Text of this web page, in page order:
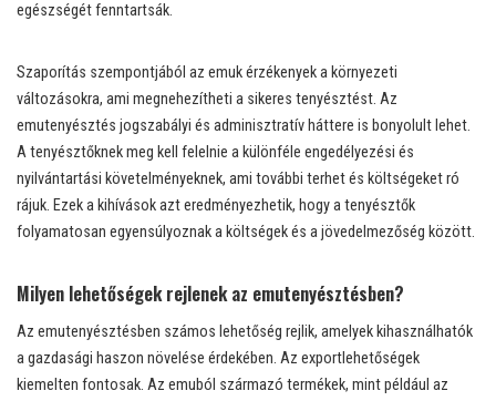
egészségét fenntartsák.
Szaporítás szempontjából az emuk érzékenyek a környezeti
változásokra, ami megnehezítheti a sikeres tenyésztést. Az
emutenyésztés jogszabályi és adminisztratív háttere is bonyolult lehet.
A tenyésztőknek meg kell felelnie a különféle engedélyezési és
nyilvántartási követelményeknek, ami további terhet és költségeket ró
rájuk. Ezek a kihívások azt eredményezhetik, hogy a tenyésztők
folyamatosan egyensúlyoznak a költségek és a jövedelmezőség között.
Milyen lehetőségek rejlenek az emutenyésztésben?
Az emutenyésztésben számos lehetőség rejlik, amelyek kihasználhatók
a gazdasági haszon növelése érdekében. Az exportlehetőségek
kiemelten fontosak. Az emuból származó termékek, mint például az